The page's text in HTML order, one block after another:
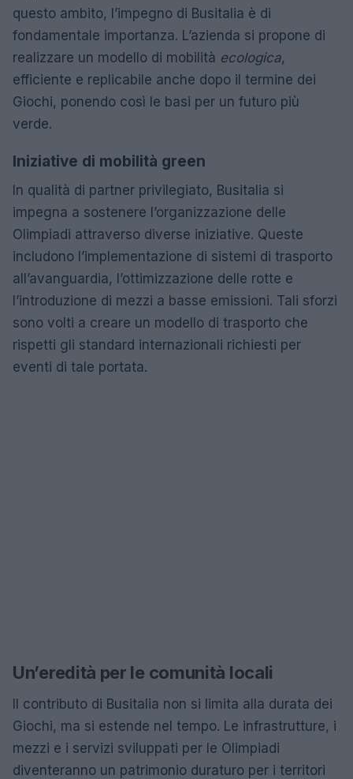
questo ambito, l’impegno di Busitalia è di
fondamentale importanza. L’azienda si propone di
realizzare un modello di mobilità ecologica,
efficiente e replicabile anche dopo il termine dei
Giochi, ponendo così le basi per un futuro più
verde.
Iniziative di mobilità green
In qualità di partner privilegiato, Busitalia si
impegna a sostenere l’organizzazione delle
Olimpiadi attraverso diverse iniziative. Queste
includono l’implementazione di sistemi di trasporto
all’avanguardia, l’ottimizzazione delle rotte e
l’introduzione di mezzi a basse emissioni. Tali sforzi
sono volti a creare un modello di trasporto che
rispetti gli standard internazionali richiesti per
eventi di tale portata.
Un’eredità per le comunità locali
Il contributo di Busitalia non si limita alla durata dei
Giochi, ma si estende nel tempo. Le infrastrutture, i
mezzi e i servizi sviluppati per le Olimpiadi
diventeranno un patrimonio duraturo per i territori